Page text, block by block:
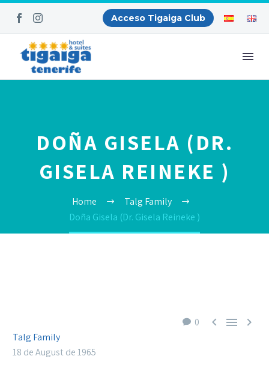
Acceso Tigaiga Club
DOÑA GISELA (DR.
GISELA REINEKE )
Home
Talg Family
Doña Gisela (Dr. Gisela Reineke )
0   
Talg Family
18 de August de 1965